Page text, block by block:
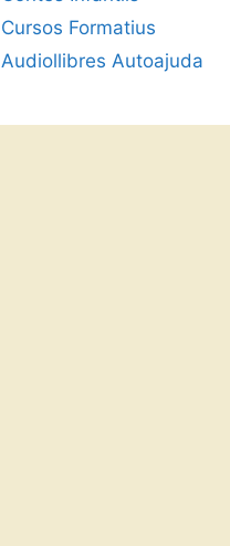
Cursos Formatius
Audiollibres Autoajuda